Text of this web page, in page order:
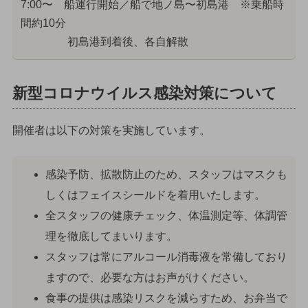
7:00〜 船運行開始／船で地ノ島〜初島港 ※乗船時
間約10分
初島港到着後、各自解散
新型コロナウイルス感染対策について
開催者は以下の対策を実施しています。
感染予防、拡散防止のため、スタッフはマスクも
しくはフェイスシールドを着用いたします。
全スタッフの健康チェック、体温測定等、体調管
理を徹底してまいります。
スタッフは常にアルコール消毒液を常備しており
ますので、必要な方はお声がけください。
食事の提供は感染リスクを減らすため、お弁当で